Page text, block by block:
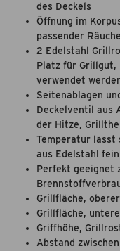
des Deckels
Öffnung im
passender
2 Edelstahl
Platz für Grillgut,
verwendet
Seitenablagen
Deckelventil aus
der Hitze,
Temperatur lässt
aus Edelstahl
Perfekt geeignet
Grillfläche,
Grillfläche,
Griffhöhe,
Abstand